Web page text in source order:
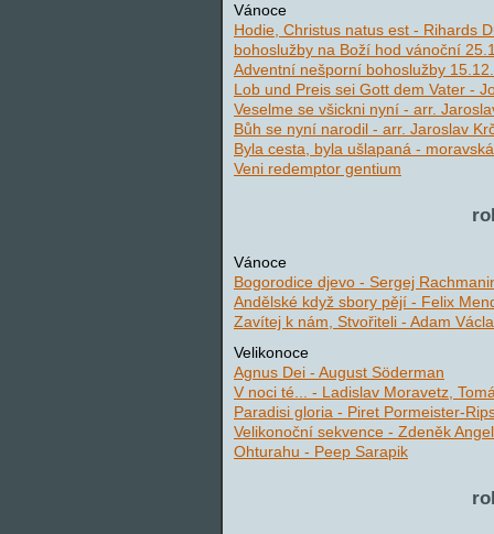
Vánoce
Hodie, Christus natus est - Rihards
bohoslužby na Boží hod vánoční
Adventní nešporní bohoslužby
Lob und Preis sei Gott dem Vater -
Veselme se všickni nyní - arr.
Bůh se nyní narodil - arr. Jaroslav
Byla cesta, byla ušlapaná -
Veni redemptor gentium
Vánoce
Bogorodice djevo - Sergej
Andělské když sbory pějí - Felix
Zavítej k nám, Stvořiteli - Adam
Velikonoce
Agnus Dei - August Söderman
V noci té... - Ladislav Moravetz,
Paradisi gloria - Piret Pormeister-
Velikonoční sekvence - Zdeněk
Ohturahu - Peep Sarapik